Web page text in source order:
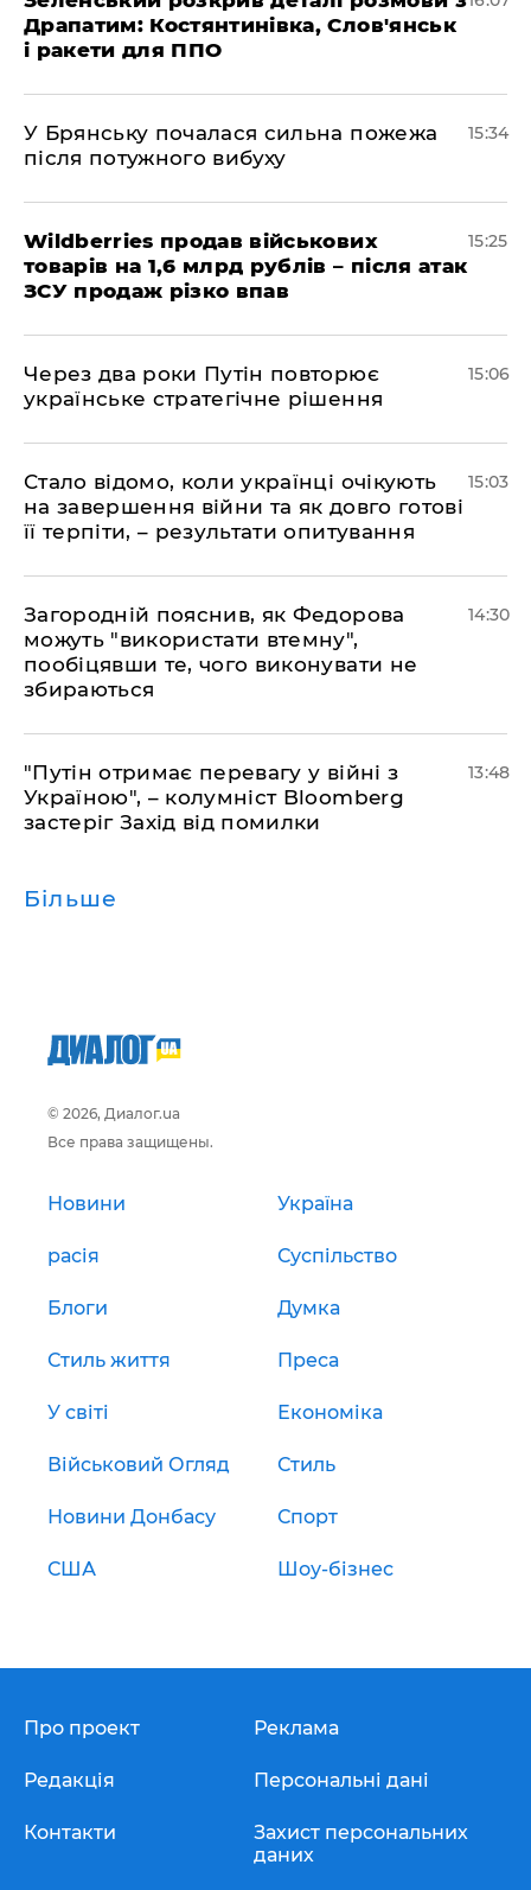
Драпатим: Костянтинівка, Слов'янськ
і ракети для ППО
У Брянську почалася сильна пожежа
після потужного вибуху
15:34
Wildberries продав військових
товарів на 1,6 млрд рублів – після атак
ЗСУ продаж різко впав
15:25
Через два роки Путін повторює
українське стратегічне рішення
15:06
Стало відомо, коли українці очікують
на завершення війни та як довго готові
її терпіти, – результати опитування
15:03
Загородній пояснив, як Федорова
можуть "використати втемну",
пообіцявши те, чого виконувати не
збираються
14:30
"Путін отримає перевагу у війні з
Україною", – колумніст Bloomberg
застеріг Захід від помилки
13:48
Більше
© 2026, Диалог.ua
Все права защищены.
Новини Україна
расія Суспільство
Блоги Думка
Стиль життя Преса
У світі Економіка
Військовий Огляд Стиль
Новини Донбасу Спорт
США Шоу-бізнес
Про проект
Редакція
Контакти
Реклама
Персональні дані
Захист персональних
даних